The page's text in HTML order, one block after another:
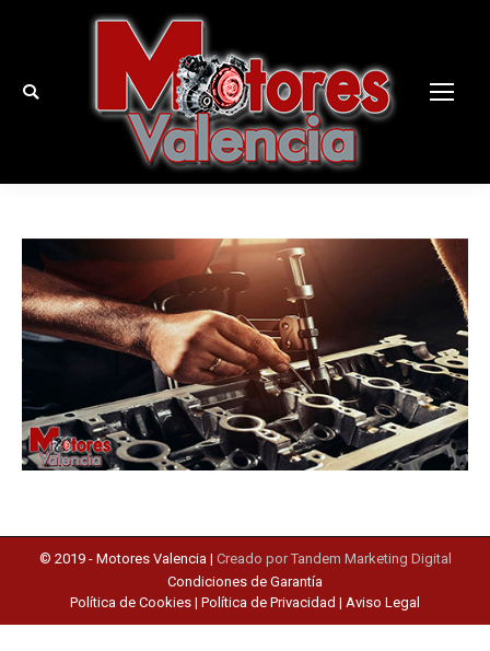
Buscar:
© 2019 - Motores Valencia| Creado por Tandem Marketing Digital
Condiciones de Garantía
Política de Cookies | Política de Privacidad | Aviso Legal